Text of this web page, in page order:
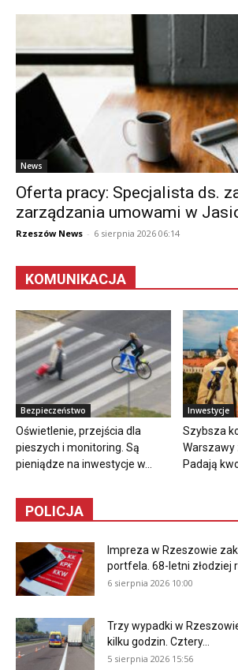
News
Oferta pracy: Specjalista ds.
zarządzania umowami w
Rzeszów News - 6 sierpnia 2026 06:14
KOMUNIKACJA
Bezpieczeństwo
Oświetlenie, przejścia dla
pieszych i monitoring. Są
pieniądze na inwestycje w...
Inwestycje
Szybsza
Warszawy
Padają
POLICJA
Impreza w Rzeszowie
portfela. 68-letni złodziej
6 sierpnia 2026 10:00
Trzy wypadki w
kilku godzin. Cztery...
5 sierpnia 2026 15:56